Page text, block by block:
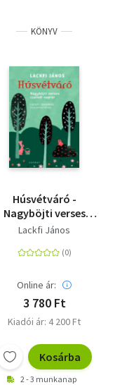
KÖNYV
Húsvétváró -
Nagyböjti verses
családi naptár
Lackfi János
Online ár:
3 780 Ft
Kiadói ár: 4 200 Ft
Kosárba
2 - 3 munkanap